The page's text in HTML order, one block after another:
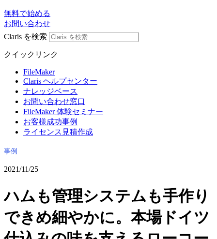
無料で始める
お問い合わせ
Claris を検索
クイックリンク
FileMaker
Claris ヘルプセンター
ナレッジベース
お問い合わせ窓口
FileMaker 体験セミナー
お客様成功事例
ライセンス見積作成
事例
2021/11/25
ハムも管理システムも手作り
できめ細やかに。本場ドイツ